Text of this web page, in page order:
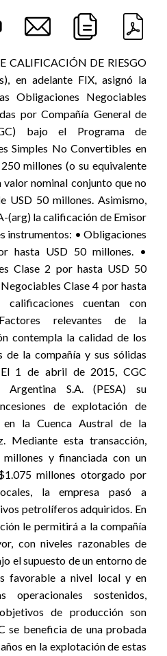
CALIFICACIÓN DE RIESGO
en adelante FIX, asignó la
Obligaciones Negociables
por Compañía General de
bajo el Programa de
Simples No Convertibles en
millones (o su equivalente
valor nominal conjunto que no
USD 50 millones. Asimismo,
(arg) la calificación de Emisor
instrumentos: • Obligaciones
hasta USD 50 millones. •
Clase 2 por hasta USD 50
Clase 4 por hasta
cuentan con
relevantes de la
contempla la calidad de los
la compañía y sus sólidas
El 1 de abril de 2015, CGC
S.A. (PESA) su
de explotación de
en la Cuenca Austral de la
Mediante esta transacción,
y financiada con un
millones otorgado por
la empresa pasó a
petrolíferos adquiridos. En
le permitirá a la compañía
con niveles razonables de
el supuesto de un entorno de
favorable a nivel local y en
operacionales sostenidos,
de producción son
se beneficia de una probada
en la explotación de estas